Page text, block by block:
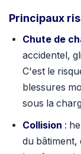
Principaux
Chute de
accidentel,
C'est le
blessures
sous la
Collision :
du